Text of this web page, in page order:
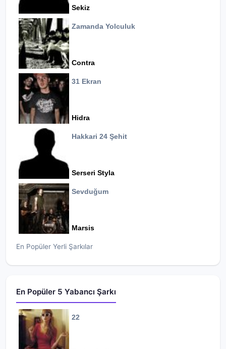
Sekiz
Zamanda Yolculuk
Contra
31 Ekran
Hidra
Hakkari 24 Şehit
Serseri Styla
Sevduğum
Marsis
En Popüler Yerli Şarkılar
En Popüler 5 Yabancı Şarkı
22